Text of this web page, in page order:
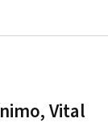
Vital